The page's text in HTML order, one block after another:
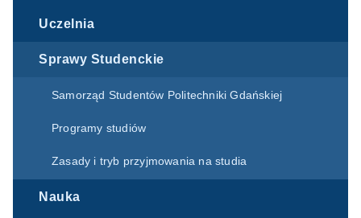
Uczelnia
Sprawy Studenckie
Samorząd Studentów Politechniki Gdańskiej
Programy studiów
Zasady i tryb przyjmowania na studia
Nauka